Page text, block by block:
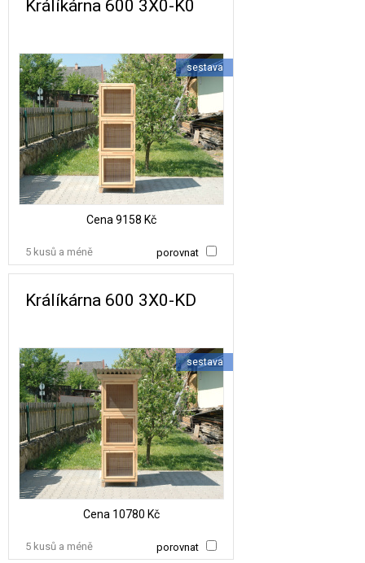
Králíkárna 600 3X0-K0
sestava
Cena 9158 Kč
porovnat
5 kusů a méně
Králíkárna 600 3X0-KD
sestava
Cena 10780 Kč
porovnat
5 kusů a méně